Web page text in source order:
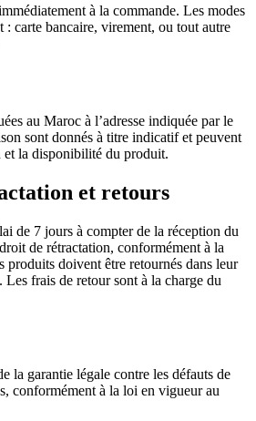
à la commande. Les modes
: carte bancaire, virement, ou tout autre
au Maroc à l’adresse indiquée par le
sont donnés à titre indicatif et peuvent
et la disponibilité du produit.
et retours
de 7 jours à compter de la réception du
de rétractation, conformément à la
produits doivent être retournés dans leur
Les frais de retour sont à la charge du
la garantie légale contre les défauts de
conformément à la loi en vigueur au